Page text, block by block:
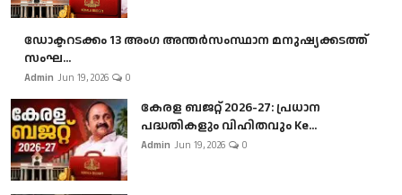
ഡോക്ടറടക്കം 13 അംഗ അന്തർസംസ്ഥാന മനുഷ്യക്കടത്ത്
സംഘ...
Admin Jun 19, 2026 0
കേരള ബജറ്റ് 2026-27: പ്രധാന
പദ്ധതികളും വിഹിതവും Ke...
Admin Jun 19, 2026 0